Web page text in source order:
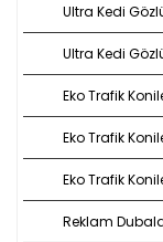
Ultra Kedi
Ultra Kedi
Eko Trafik
Eko Trafik
Eko Trafik
Reklam